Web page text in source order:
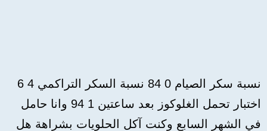
نسبة سكر الصيام 0 84 نسبة السكر التراكمي 4 6
اختبار تحمل الغلوكوز بعد ساعتين 1 94 وانا حامل
في الشهر السابع وكنت آكل الحلويات بشراهة هل